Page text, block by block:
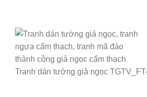
Tranh dán tường giả ngọc